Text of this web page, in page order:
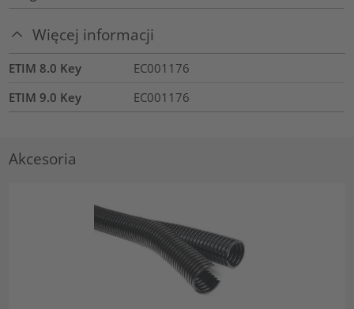
Więcej informacji
ETIM 8.0 Key
EC001176
ETIM 9.0 Key
EC001176
Akcesoria